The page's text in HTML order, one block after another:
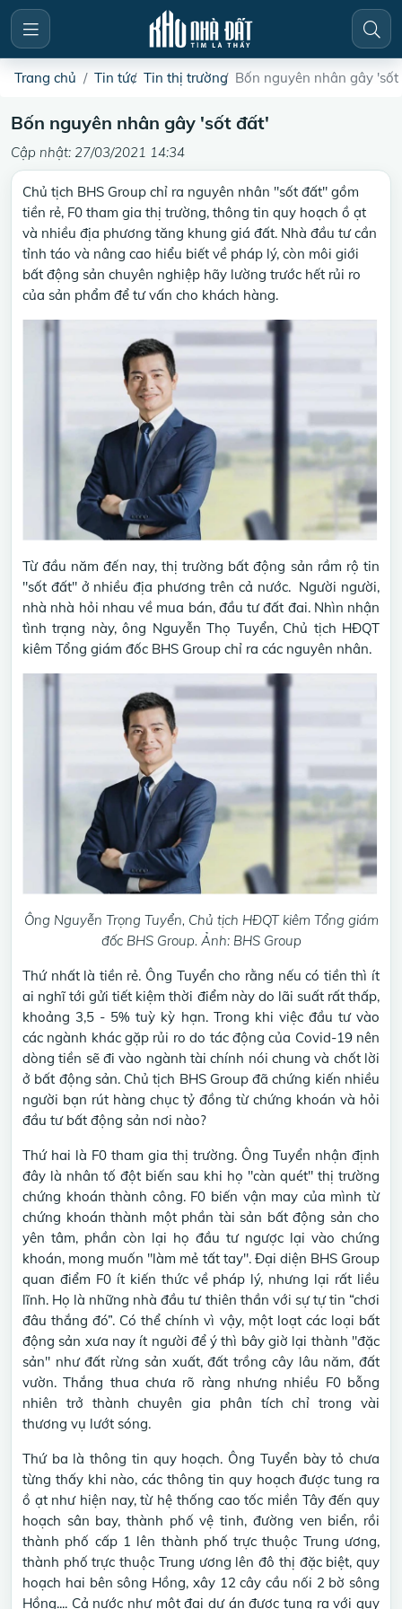
Trang chủ Tin tức Tin thị trường Bốn nguyên nhân gây
Bốn nguyên nhân gây 'sốt đất'
Cập nhật: 27/03/2021 14:34
Chủ tịch BHS Group chỉ ra nguyên nhân "sốt đất" gồm
tiền rẻ, F0 tham gia thị trường, thông tin quy hoạch ồ ạt
và nhiều địa phương tăng khung giá đất. Nhà đầu tư cần
tỉnh táo và nâng cao hiểu biết về pháp lý, còn môi giới
bất động sản chuyên nghiệp hãy lường trước hết rủi ro
của sản phẩm để tư vấn cho khách hàng.
Từ đầu năm đến nay, thị trường bất động sản rầm rộ tin
"sốt đất" ở nhiều địa phương trên cả nước. Người người,
nhà nhà hỏi nhau về mua bán, đầu tư đất đai. Nhìn nhận
tình trạng này, ông Nguyễn Thọ Tuyển, Chủ tịch HĐQT
kiêm Tổng giám đốc BHS Group chỉ ra các nguyên nhân.
Ông Nguyễn Trọng Tuyển, Chủ tịch HĐQT kiêm Tổng giám
đốc BHS Group. Ảnh: BHS Group
Thứ nhất là tiền rẻ. Ông Tuyển cho rằng nếu có tiền thì ít
ai nghĩ tới gửi tiết kiệm thời điểm này do lãi suất rất thấp,
khoảng 3,5 - 5% tuỳ kỳ hạn. Trong khi việc đầu tư vào
các ngành khác gặp rủi ro do tác động của Covid-19 nên
dòng tiền sẽ đi vào ngành tài chính nói chung và chốt lời
ở bất động sản. Chủ tịch BHS Group đã chứng kiến nhiều
người bạn rút hàng chục tỷ đồng từ chứng khoán và hỏi
đầu tư bất động sản nơi nào?
Thứ hai là F0 tham gia thị trường. Ông Tuyển nhận định
đây là nhân tố đột biến sau khi họ "càn quét" thị trường
chứng khoán thành công. F0 biến vận may của mình từ
chứng khoán thành một phần tài sản bất động sản cho
yên tâm, phần còn lại họ đầu tư ngược lại vào chứng
khoán, mong muốn "làm mẻ tất tay". Đại diện BHS Group
quan điểm F0 ít kiến thức về pháp lý, nhưng lại rất liều
lĩnh. Họ là những nhà đầu tư thiên thần với sự tự tin “chơi
đâu thắng đó”. Có thể chính vì vậy, một loạt các loại bất
động sản xưa nay ít người để ý thì bây giờ lại thành "đặc
sản" như đất rừng sản xuất, đất trồng cây lâu năm, đất
vườn. Thắng thua chưa rõ ràng nhưng nhiều F0 bỗng
nhiên trở thành chuyên gia phân tích chỉ trong vài
thương vụ lướt sóng.
Thứ ba là thông tin quy hoạch. Ông Tuyển bày tỏ chưa
từng thấy khi nào, các thông tin quy hoạch được tung ra
ồ ạt như hiện nay, từ hệ thống cao tốc miền Tây đến quy
hoạch sân bay, thành phố vệ tinh, đường ven biển, rồi
thành phố cấp 1 lên thành phố trực thuộc Trung ương,
thành phố trực thuộc Trung ương lên đô thị đặc biệt, quy
hoạch hai bên sông Hồng, xây 12 cây cầu nối 2 bờ sông
Hồng.... Cả nước như một đại dự án được tung ra với quy